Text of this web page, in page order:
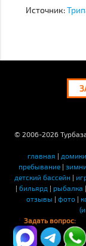
Источник:
© 2006-2026
главная | домики
пребывание |
детский бассейн |
| бильярд | рыбалка |
отзывы | фото|
Задать вопрос: